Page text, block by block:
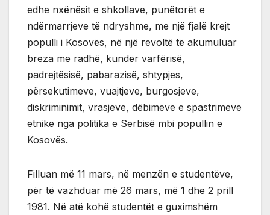
edhe nxënësit e shkollave, punëtorët e
ndërmarrjeve të ndryshme, me një fjalë krejt
populli i Kosovës, në një revoltë të akumuluar
breza me radhë, kundër varfërisë,
padrejtësisë, pabarazisë, shtypjes,
përsekutimeve, vuajtjeve, burgosjeve,
diskriminimit, vrasjeve, dëbimeve e spastrimeve
etnike nga politika e Serbisë mbi popullin e
Kosovës.
Filluan më 11 mars, në menzën e studentëve,
për të vazhduar më 26 mars, më 1 dhe 2 prill
1981. Në atë kohë studentët e guximshëm